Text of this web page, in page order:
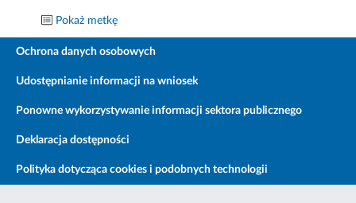
Pokaż metkę
Ochrona danych osobowych
Udostępnianie informacji na wniosek
Ponowne wykorzystywanie informacji sektora publicznego
Deklaracja dostępności
Polityka dotycząca cookies i podobnych technologii